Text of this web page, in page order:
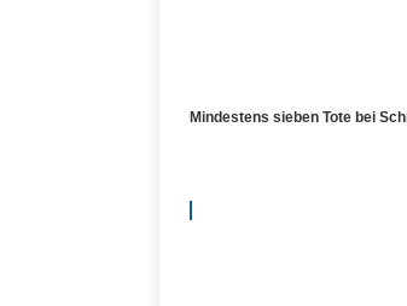
Mindestens sieben Tote bei